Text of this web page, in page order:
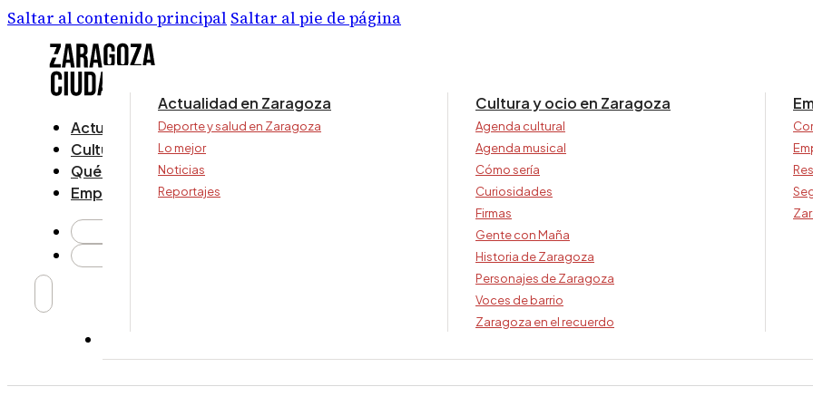
Saltar al contenido principal Saltar al pie de página
Actualidad
Cultura y ocio
Qué ver y hacer
Empresa
Actualidad en Zaragoza
Deporte y salud en Zaragoza
Lo mejor
Noticias
Reportajes
Cultura y ocio en Zaragoza
Agenda cultural
Agenda musical
Cómo sería
Curiosidades
Firmas
Gente con Maña
Historia de Zaragoza
Personajes de Zaragoza
Voces de barrio
Zaragoza en el recuerdo